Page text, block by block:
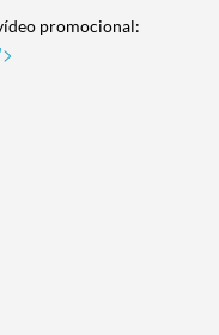
promocional: